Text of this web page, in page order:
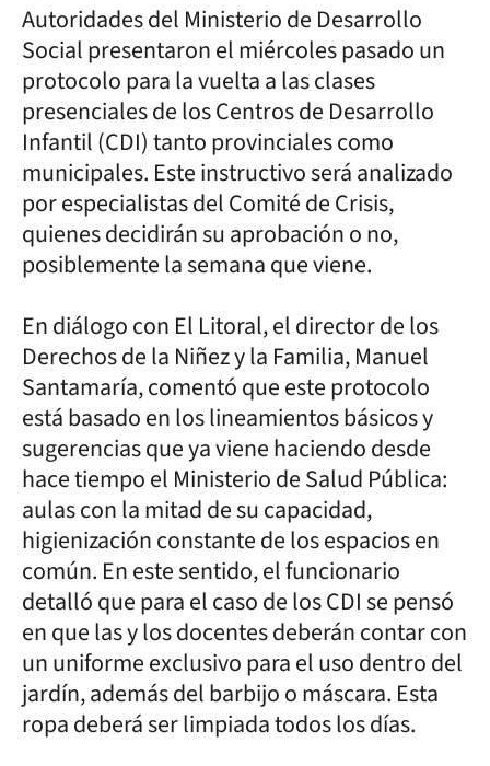
Autoridades del Ministerio de Desarrollo
Social presentaron el miércoles pasado un
protocolo para la vuelta a las clases
presenciales de los Centros de Desarrollo
Infantil (CDI) tanto provinciales como
municipales. Este instructivo será analizado
por especialistas del Comité de Crisis,
quienes decidirán su aprobación o no,
posiblemente la semana que viene.
En diálogo con El Litoral, el director de los
Derechos de la Niñez y la Familia, Manuel
Santamaría, comentó que este protocolo
está basado en los lineamientos básicos y
sugerencias que ya viene haciendo desde
hace tiempo el Ministerio de Salud Pública:
aulas con la mitad de su capacidad,
higienización constante de los espacios en
común. En este sentido, el funcionario
detalló que para el caso de los CDI se pensó
en que las y los docentes deberán contar con
un uniforme exclusivo para el uso dentro del
jardín, además del barbijo o máscara. Esta
ropa deberá ser limpiada todos los días.